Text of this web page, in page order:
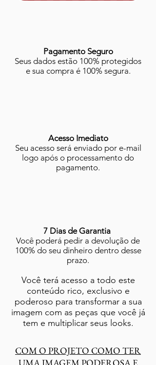
Pagamento Seguro
Seus dados estão 100% protegidos
e sua compra é 100% segura.
Acesso Imediato
Seu acesso será enviado por e-mail
logo após o processamento do
pagamento.
7 Dias de Garantia
Você poderá pedir a devolução de
100% do seu dinheiro dentro desse
prazo.
Você terá acesso a todo este
conteúdo rico, exclusivo e
poderoso para transformar a sua
imagem com as peças que você já
tem e multiplicar seus looks.
COM O PROJETO COMO TER